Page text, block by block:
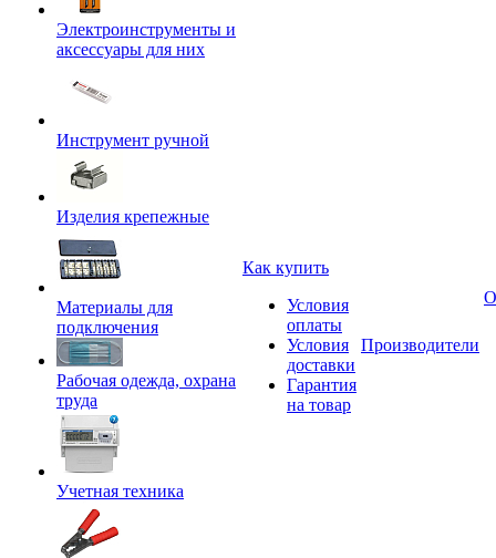
Электроинструменты и
аксессуары для них
Инструмент ручной
Изделия крепежные
Материалы для
подключения
Рабочая одежда, охрана
труда
Учетная техника
Как купить
Условия
оплаты
Условия
доставки
Гарантия
на товар
Производители